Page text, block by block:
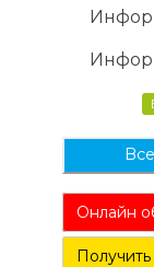
Онлайн